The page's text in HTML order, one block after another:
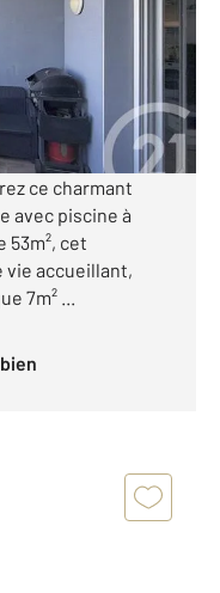
+ PISCINE
ce charmant
avec piscine à
53m², cet
vie accueillant,
7m² ...